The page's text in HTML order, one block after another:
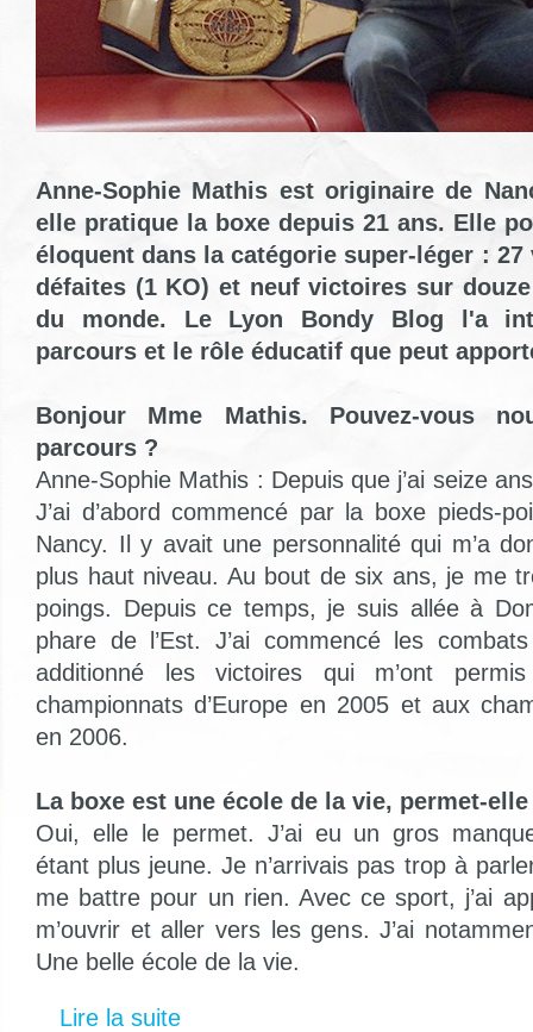
Anne-Sophie Mathis est originaire de
elle pratique la boxe depuis 21 ans. Elle
éloquent dans la catégorie super-léger : 27
défaites (1 KO) et neuf victoires sur
du monde. Le Lyon Bondy Blog l'a
parcours et le rôle éducatif que peut
Bonjour Mme Mathis. Pouvez-vous
parcours ?
Anne-Sophie Mathis : Depuis que j’ai seize
J’ai d’abord commencé par la boxe pieds-
Nancy. Il y avait une personnalité qui m’a
plus haut niveau. Au bout de six ans, je me
poings. Depuis ce temps, je suis allée à
phare de l’Est. J’ai commencé les
additionné les victoires qui m’ont
championnats d’Europe en 2005 et aux
en 2006.
La boxe est une école de la vie, permet-
Oui, elle le permet. J’ai eu un gros
étant plus jeune. Je n’arrivais pas trop à
me battre pour un rien. Avec ce sport, j’ai
m’ouvrir et aller vers les gens. J’ai
Une belle école de la vie.
Lire la suite